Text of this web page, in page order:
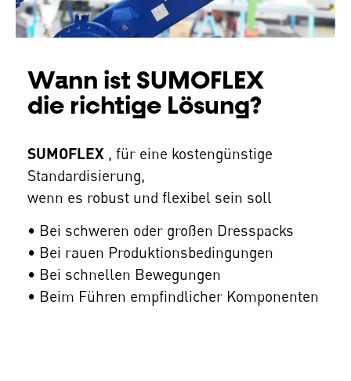
Wann ist SUMOFLEX
die richtige Lösung?
SUMOFLEX , für eine kostengünstige
Standardisierung,
wenn es robust und flexibel sein soll
• Bei schweren oder großen Dresspacks
• Bei rauen Produktionsbedingungen
• Bei schnellen Bewegungen
• Beim Führen empfindlicher Komponenten